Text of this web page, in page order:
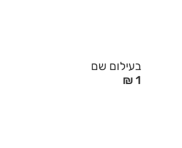
בעילום שם
1 ₪